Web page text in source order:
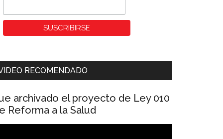
RECOMENDADO
archivado el proyecto de Ley 010
Reforma a la Salud